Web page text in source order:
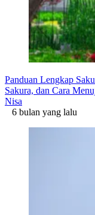
Panduan Lengkap
Sakura, dan Cara
Nisa
6 bulan yang lalu